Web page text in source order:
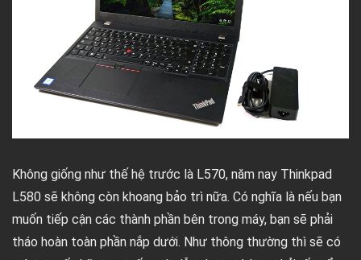
Không giống như thế hệ trước là L570, năm nay Thinkpad
L580 sẽ không còn khoang bảo trì nữa. Có nghĩa là nếu bạn
muốn tiếp cận các thành phần bên trong máy, bạn sẽ phải
tháo hoàn toàn phần nắp dưới. Như thông thường thì sẽ có